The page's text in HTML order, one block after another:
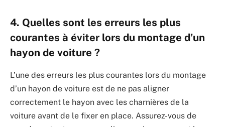
4. Quelles sont les erreurs les plus
courantes à éviter lors du montage d’un
hayon de voiture ?
L’une des erreurs les plus courantes lors du montage
d’un hayon de voiture est de ne pas aligner
correctement le hayon avec les charnières de la
voiture avant de le fixer en place. Assurez-vous de